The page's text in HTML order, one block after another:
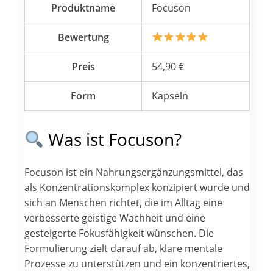
Produktname Focuson
Bewertung
Preis 54,90 €
Form Kapseln
Was ist Focuson?
Focuson ist ein Nahrungsergänzungsmittel, das
als Konzentrationskomplex konzipiert wurde und
sich an Menschen richtet, die im Alltag eine
verbesserte geistige Wachheit und eine
gesteigerte Fokusfähigkeit wünschen. Die
Formulierung zielt darauf ab, klare mentale
Prozesse zu unterstützen und ein konzentriertes,